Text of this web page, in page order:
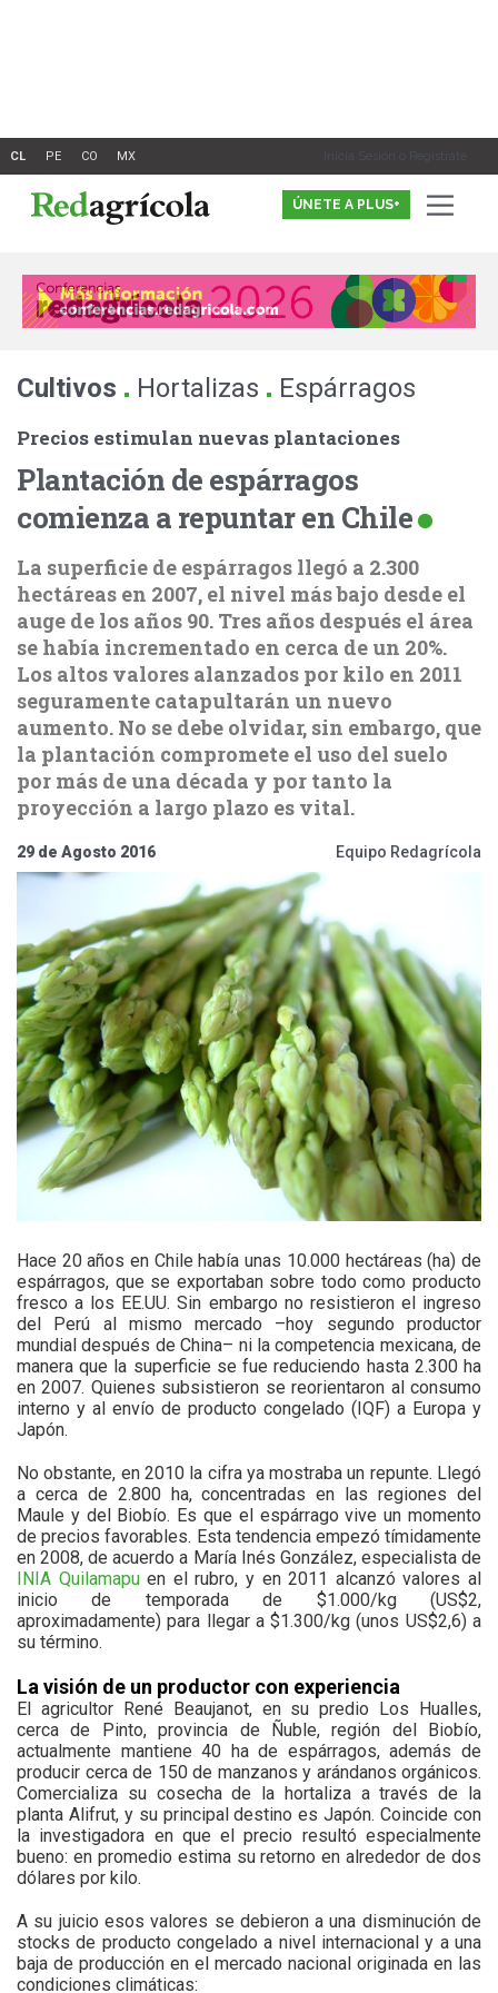
Inicia Sesión o Registrate
ÚNETE A PLUS+
Cultivos . Hortalizas . Espárragos
Precios estimulan nuevas plantaciones
Plantación de espárragos
comienza a repuntar en Chile
La superficie de espárragos llegó a 2.300
hectáreas en 2007, el nivel más bajo desde el
auge de los años 90. Tres años después el área
se había incrementado en cerca de un 20%.
Los altos valores alanzados por kilo en 2011
seguramente catapultarán un nuevo
aumento. No se debe olvidar, sin embargo, que
la plantación compromete el uso del suelo
por más de una década y por tanto la
proyección a largo plazo es vital.
29 de Agosto 2016 Equipo Redagrícola
Hace 20 años en Chile había unas 10.000 hectáreas (ha) de
espárragos, que se exportaban sobre todo como producto
fresco a los EE.UU. Sin embargo no resistieron el ingreso
del Perú al mismo mercado –hoy segundo productor
mundial después de China– ni la competencia mexicana, de
manera que la superficie se fue reduciendo hasta 2.300 ha
en 2007. Quienes subsistieron se reorientaron al consumo
interno y al envío de producto congelado (IQF) a Europa y
Japón.
No obstante, en 2010 la cifra ya mostraba un repunte. Llegó
a cerca de 2.800 ha, concentradas en las regiones del
Maule y del Biobío. Es que el espárrago vive un momento
de precios favorables. Esta tendencia empezó tímidamente
en 2008, de acuerdo a María Inés González, especialista de
INIA Quilamapuen el rubro, y en 2011 alcanzó valores al
inicio de temporada de $1.000/kg (US$2,
aproximadamente) para llegar a $1.300/kg (unos US$2,6) a
su término.
La visión de un productor con experiencia
El agricultor René Beaujanot, en su predio Los Hualles,
cerca de Pinto, provincia de Ñuble, región del Biobío,
actualmente mantiene 40 ha de espárragos, además de
producir cerca de 150 de manzanos y arándanos orgánicos.
Comercializa su cosecha de la hortaliza a través de la
planta Alifrut, y su principal destino es Japón. Coincide con
la investigadora en que el precio resultó especialmente
bueno: en promedio estima su retorno en alrededor de dos
dólares por kilo.
A su juicio esos valores se debieron a una disminución de
stocks de producto congelado a nivel internacional y a una
baja de producción en el mercado nacional originada en las
condiciones climáticas: